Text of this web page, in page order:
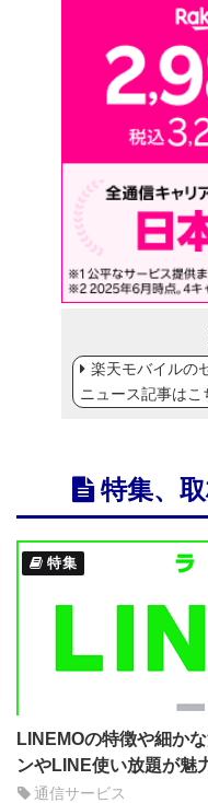
楽天モバイルの
ニュース記事はこ
特集、
特集
LINEMOの特徴や細か
ンやLINE使い放題が魅
通信サービス